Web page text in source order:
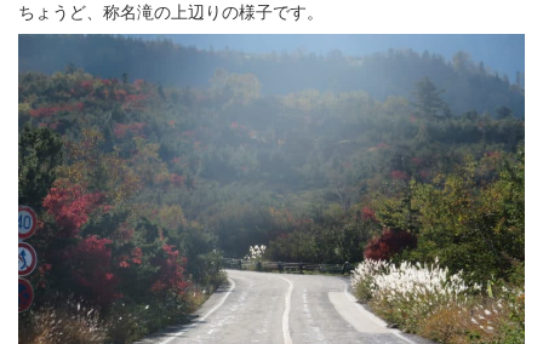
ちょうど、称名滝の上辺りの様子です。